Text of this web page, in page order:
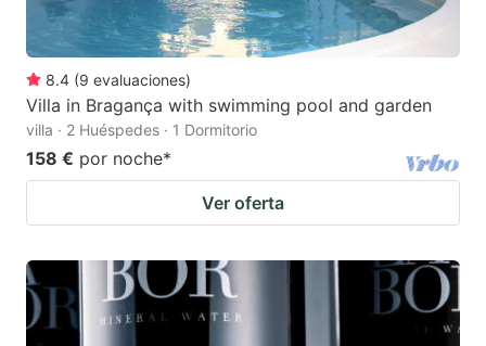
8.4 (9 evaluaciones)
Villa in Bragança with swimming pool and garden
villa · 2 Huéspedes · 1 Dormitorio
158 € por noche*
Ver oferta